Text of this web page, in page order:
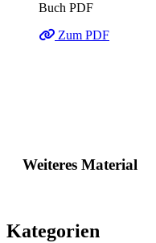
Buch PDF
Zum PDF
Weiteres Material
Kategorien